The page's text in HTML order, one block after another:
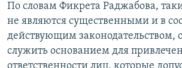
По словам Фикрета Раджабова,
не являются существенными и в
действующим законодательством,
служить основанием для